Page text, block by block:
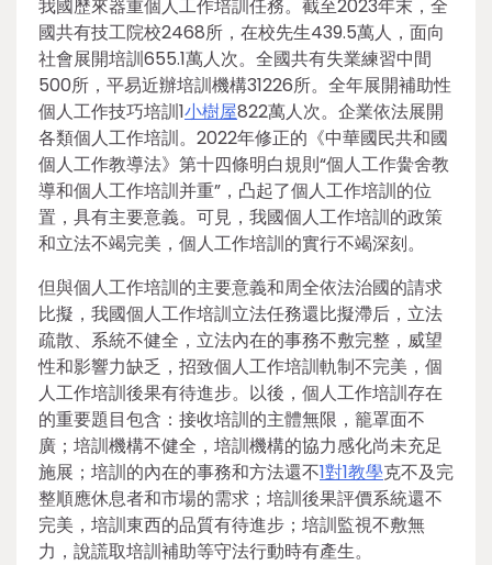
我國歷來器重個人工作培訓任務。截至2023年末，全
國共有技工院校2468所，在校先生439.5萬人，面向
社會展開培訓655.1萬人次。全國共有失業練習中間
500所，平易近辦培訓機構31226所。全年展開補助性
個人工作技巧培訓1小樹屋822萬人次。企業依法展開
各類個人工作培訓。2022年修正的《中華國民共和國
個人工作教導法》第十四條明白規則“個人工作黌舍教
導和個人工作培訓并重”，凸起了個人工作培訓的位
置，具有主要意義。可見，我國個人工作培訓的政策
和立法不竭完美，個人工作培訓的實行不竭深刻。
但與個人工作培訓的主要意義和周全依法治國的請求
比擬，我國個人工作培訓立法任務還比擬滯后，立法
疏散、系統不健全，立法內在的事務不敷完整，威望
性和影響力缺乏，招致個人工作培訓軌制不完美，個
人工作培訓後果有待進步。以後，個人工作培訓存在
的重要題目包含：接收培訓的主體無限，籠罩面不
廣；培訓機構不健全，培訓機構的協力感化尚未充足
施展；培訓的內在的事務和方法還不1對1教學克不及完
整順應休息者和市場的需求；培訓後果評價系統還不
完美，培訓東西的品質有待進步；培訓監視不敷無
力，說謊取培訓補助等守法行動時有產生。